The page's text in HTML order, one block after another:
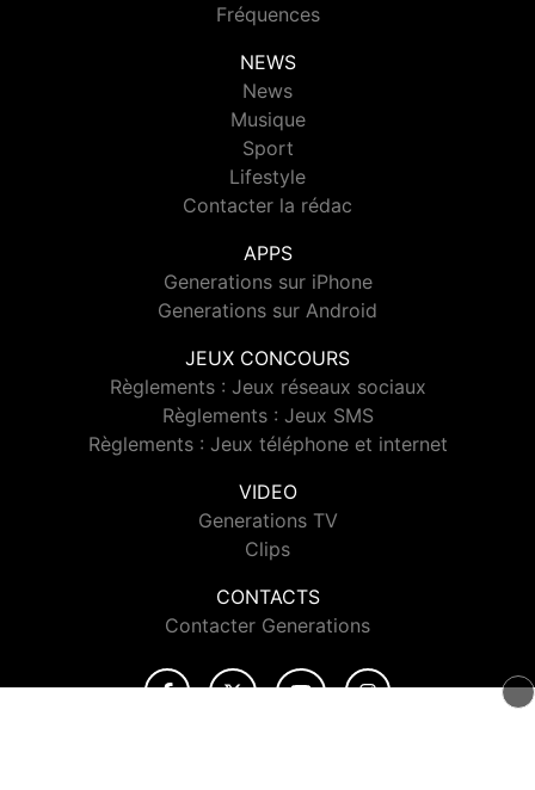
Fréquences
NEWS
News
Musique
Sport
Lifestyle
Contacter la rédac
APPS
Generations sur iPhone
Generations sur Android
JEUX CONCOURS
Règlements : Jeux réseaux sociaux
Règlements : Jeux SMS
Règlements : Jeux téléphone et internet
VIDEO
Generations TV
Clips
CONTACTS
Contacter Generations